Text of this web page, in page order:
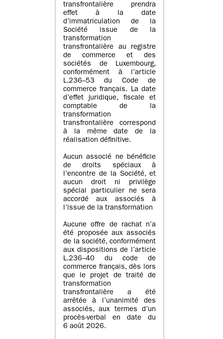
transfrontalière prendra
effet à la date
d’immatriculation de la
Société issue de la
transformation
transfrontalière au registre
de commerce et des
sociétés de Luxembourg,
conformément à l’article
L.236–53 du Code de
commerce français. La date
d’effet juridique, fiscale et
comptable de la
transformation
transfrontalière correspond
à la même date de la
réalisation définitive.
Aucun associé ne bénéficie
de droits spéciaux à
l’encontre de la Société, et
aucun droit ni privilège
spécial particulier ne sera
accordé aux associés à
l’issue de la transformation
Aucune offre de rachat n’a
été proposée aux associés
de la société, conformément
aux dispositions de l’article
L.236–40 du code de
commerce français, dès lors
que le projet de traité de
transformation
transfrontalière a été
arrêtée à l’unanimité des
associés, aux termes d’un
procès-verbal en date du
6 août 2026.